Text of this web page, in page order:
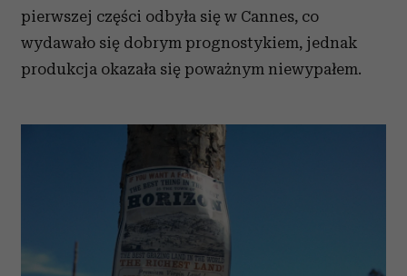
pierwszej części odbyła się w Cannes, co
wydawało się dobrym prognostykiem, jednak
produkcja okazała się poważnym niewypałem.